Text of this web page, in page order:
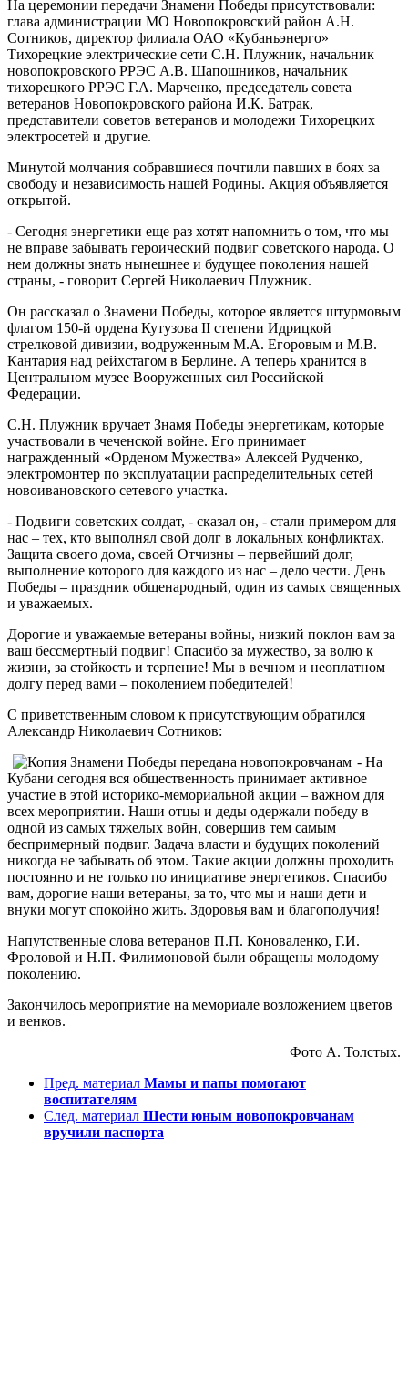
На церемонии передачи Знамени Победы присутствовали:
глава администрации МО Новопокровский район А.Н.
Сотников, директор филиала ОАО «Кубаньэнерго»
Тихорецкие электрические сети С.Н. Плужник, начальник
новопокровского РРЭС А.В. Шапошников, начальник
тихорецкого РРЭС Г.А. Марченко, председатель совета
ветеранов Новопокровского района И.К. Батрак,
представители советов ветеранов и молодежи Тихорецких
электросетей и другие.
Минутой молчания собравшиеся почтили павших в боях за
свободу и независимость нашей Родины. Акция объявляется
открытой.
- Сегодня энергетики еще раз хотят напомнить о том, что мы
не вправе забывать героический подвиг советского народа. О
нем должны знать нынешнее и будущее поколения нашей
страны, - говорит Сергей Николаевич Плужник.
Он рассказал о Знамени Победы, которое является штурмовым
флагом 150-й ордена Кутузова II степени Идрицкой
стрелковой дивизии, водруженным М.А. Егоровым и М.В.
Кантария над рейхстагом в Берлине. А теперь хранится в
Центральном музее Вооруженных сил Российской
Федерации.
С.Н. Плужник вручает Знамя Победы энергетикам, которые
участвовали в чеченской войне. Его принимает
награжденный «Орденом Мужества» Алексей Рудченко,
электромонтер по эксплуатации распределительных сетей
новоивановского сетевого участка.
- Подвиги советских солдат, - сказал он, - стали примером для
нас – тех, кто выполнял свой долг в локальных конфликтах.
Защита своего дома, своей Отчизны – первейший долг,
выполнение которого для каждого из нас – дело чести. День
Победы – праздник общенародный, один из самых священных
и уважаемых.
Дорогие и уважаемые ветераны войны, низкий поклон вам за
ваш бессмертный подвиг! Спасибо за мужество, за волю к
жизни, за стойкость и терпение! Мы в вечном и неоплатном
долгу перед вами – поколением победителей!
С приветственным словом к присутствующим обратился
Александр Николаевич Сотников:
- На
Кубани сегодня вся общественность принимает активное
участие в этой историко-мемориальной акции – важном для
всех мероприятии. Наши отцы и деды одержали победу в
одной из самых тяжелых войн, совершив тем самым
беспримерный подвиг. Задача власти и будущих поколений
никогда не забывать об этом. Такие акции должны проходить
постоянно и не только по инициативе энергетиков. Спасибо
вам, дорогие наши ветераны, за то, что мы и наши дети и
внуки могут спокойно жить. Здоровья вам и благополучия!
Напутственные слова ветеранов П.П. Коноваленко, Г.И.
Фроловой и Н.П. Филимоновой были обращены молодому
поколению.
Закончилось мероприятие на мемориале возложением цветов
и венков.
Фото А. Толстых.
Пред. материал Мамы и папы помогают
воспитателям
След. материал Шести юным новопокровчанам
вручили паспорта